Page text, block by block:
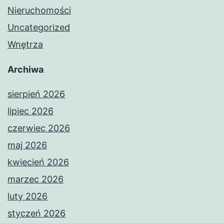
Nieruchomości
Uncategorized
Wnętrza
Archiwa
sierpień 2026
lipiec 2026
czerwiec 2026
maj 2026
kwiecień 2026
marzec 2026
luty 2026
styczeń 2026